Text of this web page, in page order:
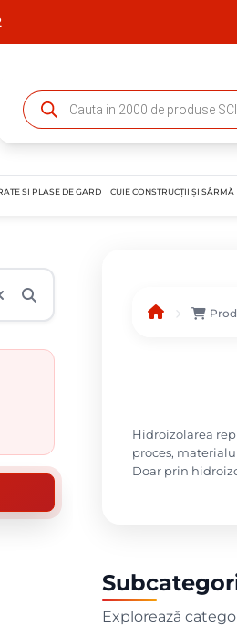
SI PLASE DE GARD CUIE CONSTRUCȚII ȘI SÂRMĂ
Hidroizolarea
proces,
Doar prin
Explorează